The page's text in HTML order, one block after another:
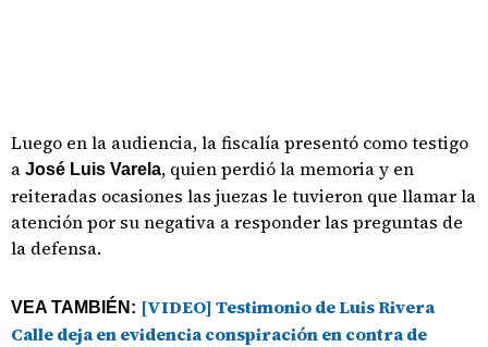
Luego en la audiencia, la fiscalía presentó como testigo
a José Luis Varela, quien perdió la memoria y en
reiteradas ocasiones las juezas le tuvieron que llamar la
atención por su negativa a responder las preguntas de
la defensa.
VEA TAMBIÉN: [VIDEO] Testimonio de Luis Rivera
Calle deja en evidencia conspiración en contra de